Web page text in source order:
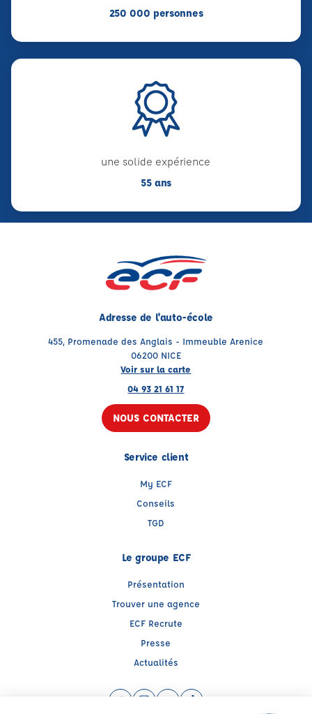
250 000 personnes
une solide expérience
55 ans
Adresse de l'auto-école
455, Promenade des Anglais - Immeuble Arenice
06200 NICE
Voir sur la carte
04 93 21 61 17
NOUS CONTACTER
Service client
My ECF
Conseils
TGD
Le groupe ECF
Présentation
Trouver une agence
ECF Recrute
Presse
Actualités